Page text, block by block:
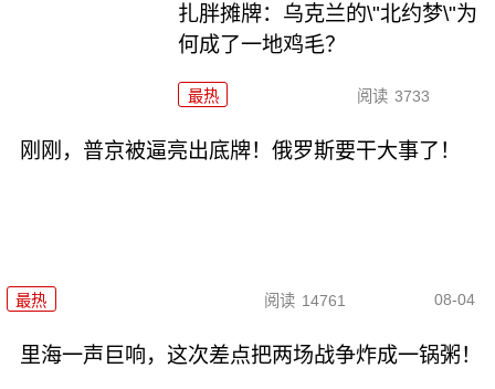
扎胖摊牌：乌克兰的\"北约梦\"为
何成了一地鸡毛？
最热 阅读 3733
刚刚，普京被逼亮出底牌！俄罗斯要干大事了！
最热 阅读 14761 08-04
里海一声巨响，这次差点把两场战争炸成一锅粥！